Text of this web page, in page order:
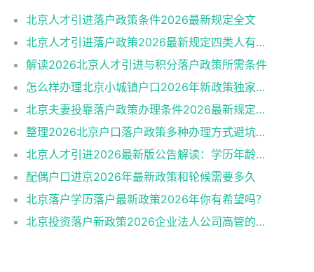
北京人才引进落户政策条件2026最新规定全文
北京人才引进落户政策2026最新规定四类人有资格
解读2026北京人才引进与积分落户政策所需条件
怎么样办理北京小城镇户口2026年新政策独家解读
北京夫妻投靠落户政策办理条件2026最新规定消息
整理2026北京户口落户政策多种办理方式避坑指南
北京人才引进2026最新版公告解读：学历年龄是门槛
配偶户口进京2026年最新政策和轮候需要多久
北京落户学历落户最新政策2026年你有希望吗？
北京投资落户新政策2026企业法人公司高管的福音